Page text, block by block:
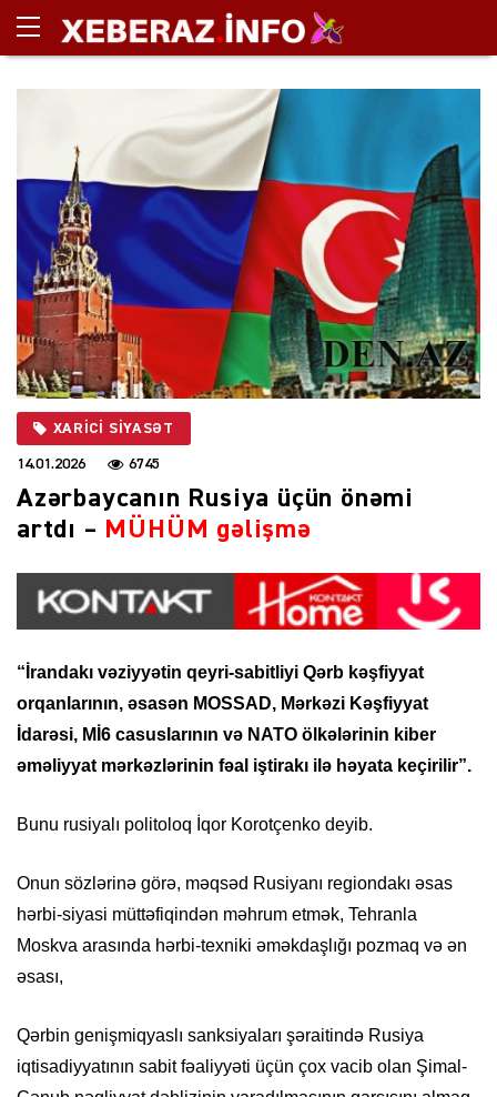
XARİCİ SİYASƏT
14.01.2026 6745
Azərbaycanın Rusiya üçün önəmi
artdı – MÜHÜM gəlişmə
“İrandakı vəziyyətin qeyri-sabitliyi Qərb kəşfiyyat
orqanlarının, əsasən MOSSAD, Mərkəzi Kəşfiyyat
İdarəsi, Mİ6 casuslarının və NATO ölkələrinin kiber
əməliyyat mərkəzlərinin fəal iştirakı ilə həyata keçirilir”.
Bunu rusiyalı politoloq İqor Korotçenko deyib.
Onun sözlərinə görə, məqsəd Rusiyanı regiondakı əsas
hərbi-siyasi müttəfiqindən məhrum etmək, Tehranla
Moskva arasında hərbi-texniki əməkdaşlığı pozmaq və ən
əsası,
Qərbin genişmiqyaslı sanksiyaları şəraitində Rusiya
iqtisadiyyatının sabit fəaliyyəti üçün çox vacib olan Şimal-